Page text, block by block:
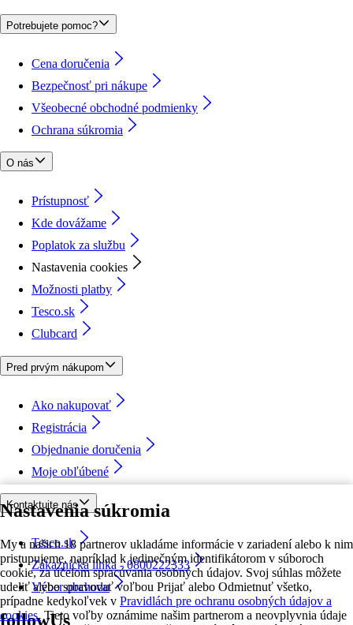
Nastavenia súkromia
My a našich 18 partnerov ukladáme informácie v zariadení alebo k nim
pristupujeme, napríklad k jedinečným identifikátorom v súboroch
cookie, za účelom spracúvania osobných údajov. Svoj súhlas môžete
udeliť alebo spravovať voľbou Prijať alebo Odmietnuť všetko,
prípadne kedykoľvek v Pravidlách pre ochranu osobných údajov a
cookies. Tieto voľby oznámime našim partnerom a neovplyvnia údaje
Potrebujete pomoc?
Cena doručenia
Bezpečnosť pri nákupe
Všeobecné obchodné podmienky
Ochrana súkromia
O nás
Prístupnosť
Kde dovážame
Poplatok za službu
Nastavenia cookies
Možnosti platby
Tesco.sk
Clubcard
Pred prvým nákupom
Ako nakupovať
Registrácia
Objednanie doručenia
Moje obľúbené
Kontaktujte nás
Tesco.sk
Zákaznícka linka - 0800222333
Výber obchodu
followUs